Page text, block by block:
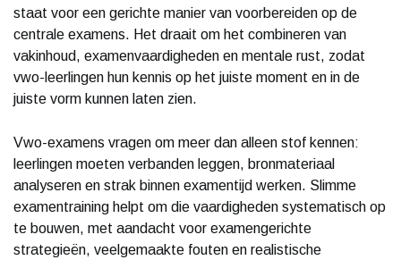
staat voor een gerichte manier van voorbereiden op de
centrale examens. Het draait om het combineren van
vakinhoud, examenvaardigheden en mentale rust, zodat
vwo-leerlingen hun kennis op het juiste moment en in de
juiste vorm kunnen laten zien.
Vwo-examens vragen om meer dan alleen stof kennen:
leerlingen moeten verbanden leggen, bronmateriaal
analyseren en strak binnen examentijd werken. Slimme
examentraining helpt om die vaardigheden systematisch op
te bouwen, met aandacht voor examengerichte
strategieën, veelgemaakte fouten en realistische